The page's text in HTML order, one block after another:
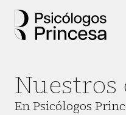
Nuestros
En Psicólogos